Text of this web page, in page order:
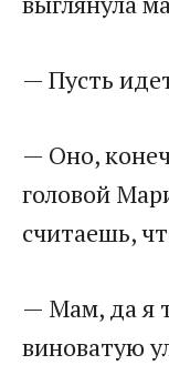
— Пусть
— Оно,
головой
считаешь,
— Мам, да я
виноватую